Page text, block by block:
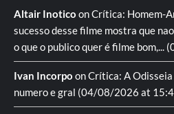
Altair Inotico onCrítica: Homem-
sucesso desse filme mostra que
o que o publico quer é filme bom,...
Ivan Incorpo onCrítica: A Odisseia
numero e gral (04/08/2026 at